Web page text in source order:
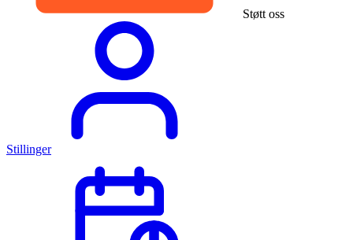
Støtt oss
Stillinger